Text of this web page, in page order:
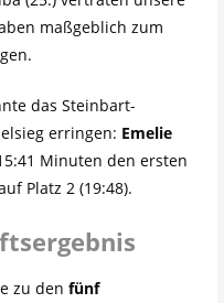
maßgeblich zum
das Steinbart-
erringen: Emelie
Minuten den ersten
Platz 2 (19:48).
zu den fünf